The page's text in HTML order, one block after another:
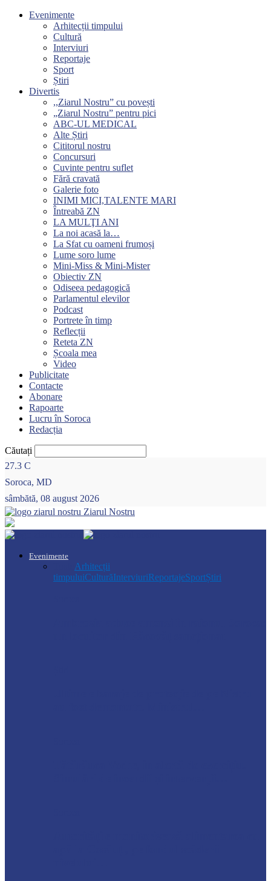
Evenimente
Arhitecții timpului
Cultură
Interviuri
Reportaje
Sport
Știri
Divertis
,,Ziarul Nostru” cu povești
„Ziarul Nostru” pentru pici
ABC-UL MEDICAL
Alte Știri
Cititorul nostru
Concursuri
Cuvinte pentru suflet
Fără cravată
Galerie foto
INIMI MICI,TALENTE MARI
Întreabă ZN
LA MULŢI ANI
La noi acasă la…
La Sfat cu oameni frumoși
Lume soro lume
Mini-Miss & Mini-Mister
Obiectiv ZN
Odiseea pedagogică
Parlamentul elevilor
Podcast
Portrete în timp
Reflecții
Reteta ZN
Școala mea
Video
Publicitate
Contacte
Abonare
Rapoarte
Lucru în Soroca
Redacția
Căutați
27.3 C
Soroca, MD
sâmbătă, 08 august 2026
Ziarul Nostru
Evenimente
Arhitecții
timpuluiCulturăInterviuriReportajeSportȘtiri